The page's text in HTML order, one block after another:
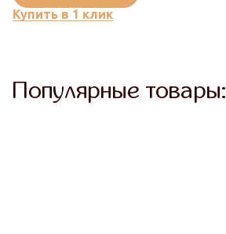
Купить в 1 клик
Популярные товары: